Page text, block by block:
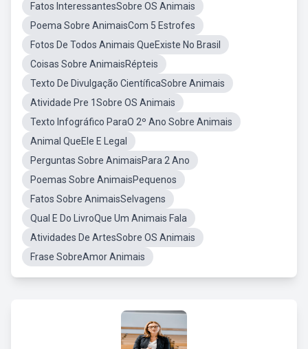
Fatos InteressantesSobre OS Animais
Poema Sobre AnimaisCom 5 Estrofes
Fotos De Todos Animais QueExiste No Brasil
Coisas Sobre AnimaisRépteis
Texto De Divulgação CientíficaSobre Animais
Atividade Pre 1Sobre OS Animais
Texto Infográfico ParaO 2º Ano Sobre Animais
Animal QueEle E Legal
Perguntas Sobre AnimaisPara 2 Ano
Poemas Sobre AnimaisPequenos
Fatos Sobre AnimaisSelvagens
Qual E Do LivroQue Um Animais Fala
Atividades De ArtesSobre OS Animais
Frase SobreAmor Animais